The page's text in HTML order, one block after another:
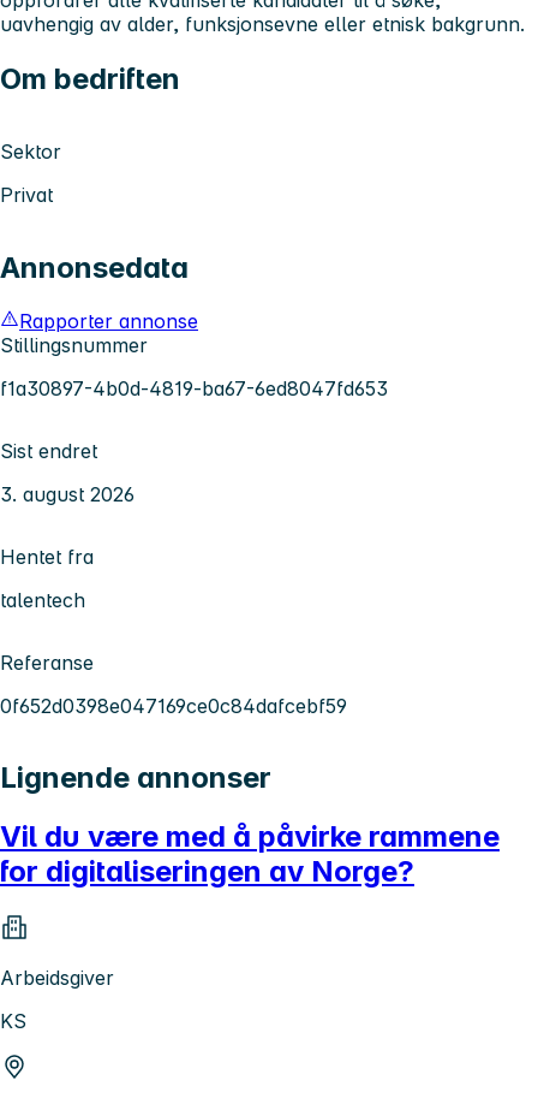
uavhengig av alder, funksjonsevne eller etnisk bakgrunn.
Om bedriften
Sektor
Privat
Annonsedata
Rapporter annonse
Stillingsnummer
f1a30897-4b0d-4819-ba67-6ed8047fd653
Sist endret
3. august 2026
Hentet fra
talentech
Referanse
0f652d0398e047169ce0c84dafcebf59
Lignende annonser
Vil du være med å påvirke rammene
for digitaliseringen av Norge?
Arbeidsgiver
KS